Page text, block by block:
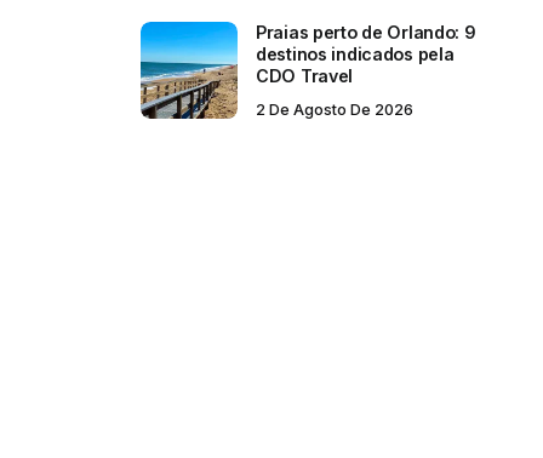
Praias perto de Orlando: 9
destinos indicados pela
CDO Travel
2 De Agosto De 2026